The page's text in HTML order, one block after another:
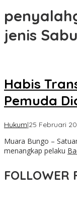
jenis Sabu
Habis
Pemuda
Hukum|25 Februari
Muara Bungo –
menangkap pelaku
FOLLOWER